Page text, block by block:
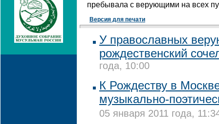
пребывала с верующими на всех
Версия для печати
У православных
рождественский
года, 10:00
К Рождеству в
музыкально-
05 января 2011 года,